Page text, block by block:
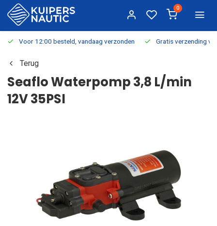
0
Voor 12:00 besteld, vandaag verzonden Gratis verzending
Terug
Seaflo Waterpomp 3,8 L/min
12V 35PSI